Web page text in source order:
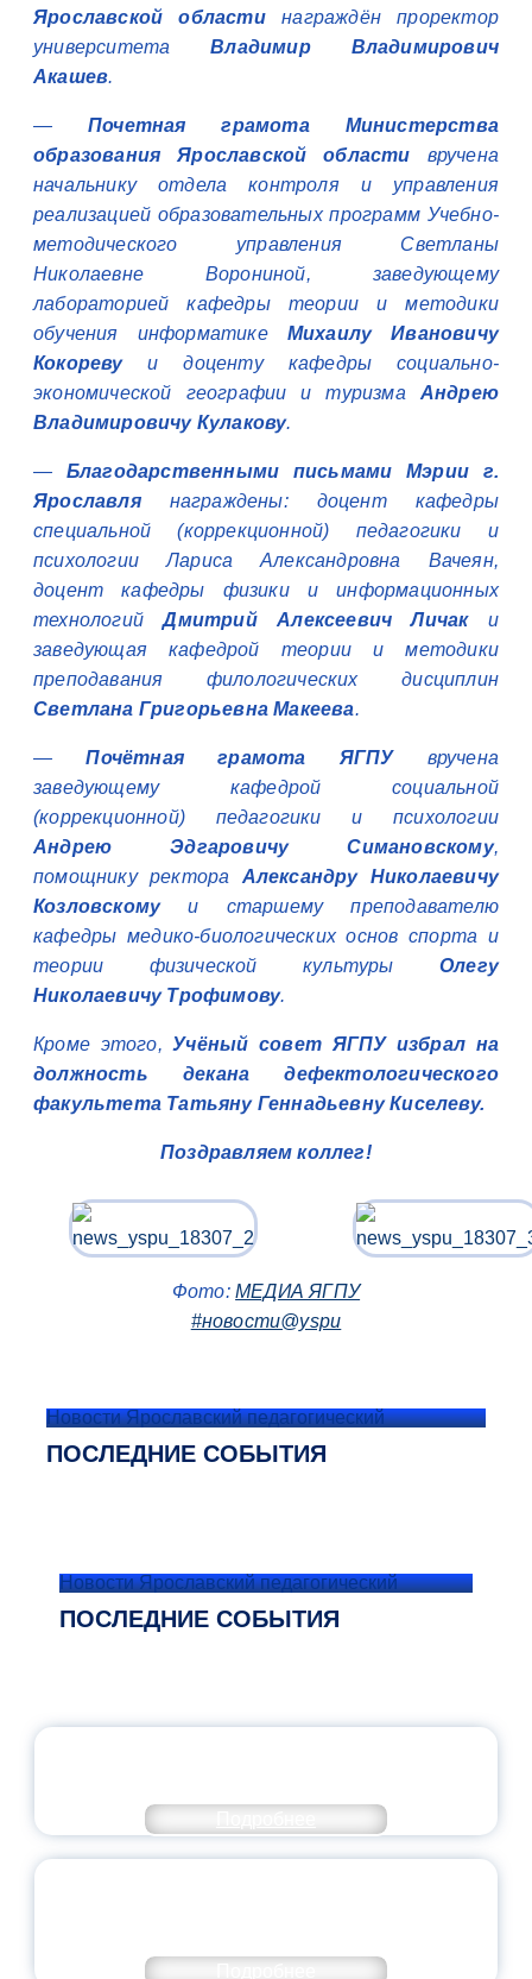
Ярославской областинаграждён проректор
университетаВладимир Владимирович
Акашев.
— Почетная грамота Министерства
образования Ярославской области вручена
начальнику отдела контроля и управления
реализацией образовательных программ Учебно-
методического управления Светланы
Николаевне Ворониной, заведующему
лабораторией кафедры теории и методики
обучения информатике Михаилу Ивановичу
Кокоревуи доценту кафедры социально-
экономической географии и туризма Андрею
Владимировичу Кулакову.
— Благодарственными письмами Мэрии г.
Ярославлянаграждены: доцент кафедры
специальной (коррекционной) педагогики и
психологии Лариса Александровна Вачеян,
доцент кафедры физики и информационных
технологийДмитрий Алексеевич Личаки
заведующая кафедрой теории и методики
преподавания филологических дисциплин
Светлана Григорьевна Макеева.
—Почётная грамота ЯГПУвручена
заведующему кафедрой социальной
(коррекционной) педагогики и психологии
Андрею Эдгаровичу Симановскому,
помощнику ректора Александру Николаевичу
Козловскомуи старшему преподавателю
кафедры медико-биологических основ спорта и
теории физической культуры Олегу
Николаевичу Трофимову.
Кроме этого,Учёный совет ЯГПУ избрал на
должность декана дефектологического
факультета Татьяну Геннадьевну Киселеву.
Поздравляем коллег!
Фото:МЕДИА ЯГПУ
#новости@yspu
Новости Ярославский педагогический
ПОСЛЕДНИЕ СОБЫТИЯ
Новости Ярославский педагогический
ПОСЛЕДНИЕ СОБЫТИЯ